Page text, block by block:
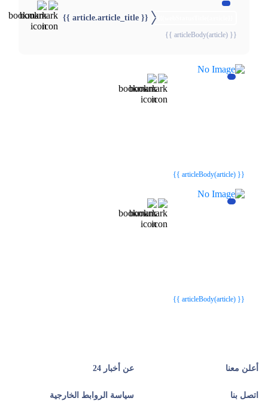
{{ article.article_title }}
{{ articleBody(article) }}
{{ articleBody(article) }}
{{ articleBody(article) }}
أعلن معنا عن أخبار 24
اتصل بنا سياسة الروابط الخارجية